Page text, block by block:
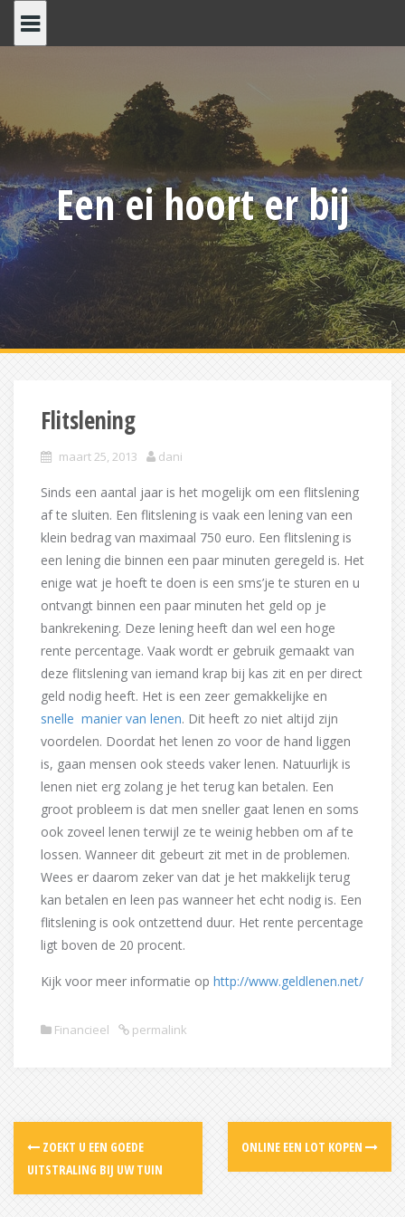
Een ei hoort er bij
Flitslening
maart 25, 2013 dani
Sinds een aantal jaar is het mogelijk om een flitslening
af te sluiten. Een flitslening is vaak een lening van een
klein bedrag van maximaal 750 euro. Een flitslening is
een lening die binnen een paar minuten geregeld is. Het
enige wat je hoeft te doen is een sms’je te sturen en u
ontvangt binnen een paar minuten het geld op je
bankrekening. Deze lening heeft dan wel een hoge
rente percentage. Vaak wordt er gebruik gemaakt van
deze flitslening van iemand krap bij kas zit en per direct
geld nodig heeft. Het is een zeer gemakkelijke en
snelle manier van lenen. Dit heeft zo niet altijd zijn
voordelen. Doordat het lenen zo voor de hand liggen
is, gaan mensen ook steeds vaker lenen. Natuurlijk is
lenen niet erg zolang je het terug kan betalen. Een
groot probleem is dat men sneller gaat lenen en soms
ook zoveel lenen terwijl ze te weinig hebben om af te
lossen. Wanneer dit gebeurt zit met in de problemen.
Wees er daarom zeker van dat je het makkelijk terug
kan betalen en leen pas wanneer het echt nodig is. Een
flitslening is ook ontzettend duur. Het rente percentage
ligt boven de 20 procent.
Kijk voor meer informatie op http://www.geldlenen.net/
Financieel permalink
Post
navigation
ZOEKT U EEN GOEDE
UITSTRALING BIJ UW TUIN
ONLINE EEN LOT KOPEN